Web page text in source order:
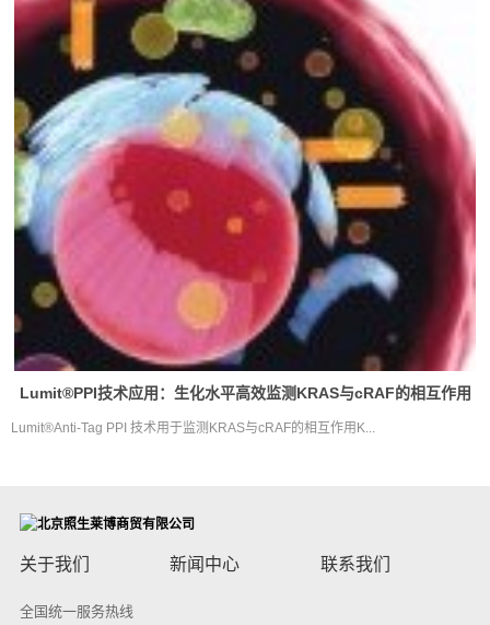
Lumit®PPI技术应用：生化水平高效监测KRAS与cRAF的相互作用
Lumit®Anti-Tag PPI 技术用于监测KRAS与cRAF的相互作用K...
关于我们 新闻中心 联系我们
全国统一服务热线